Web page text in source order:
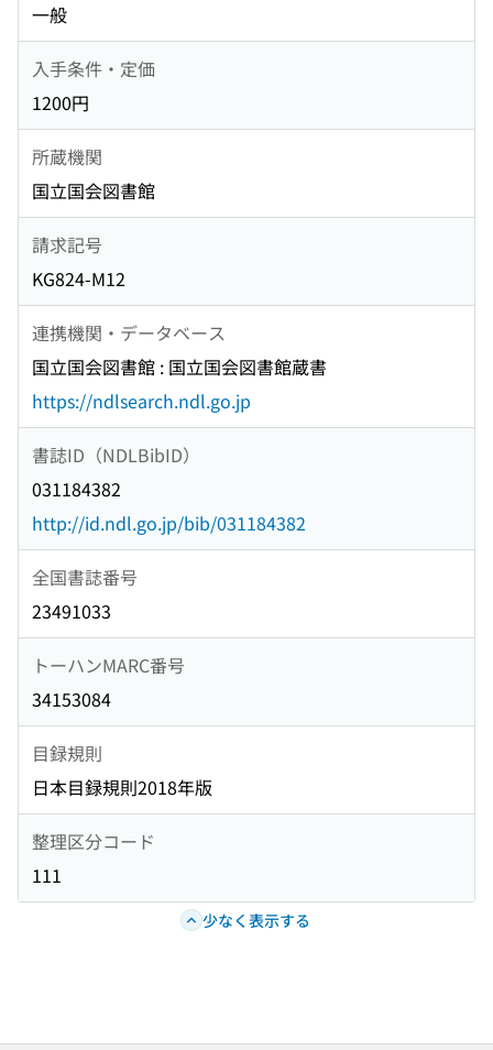
一般
入手条件・定価
1200円
所蔵機関
国立国会図書館
請求記号
KG824-M12
連携機関・データベース
国立国会図書館 : 国立国会図書館蔵書
https://ndlsearch.ndl.go.jp
書誌ID（NDLBibID）
031184382
http://id.ndl.go.jp/bib/031184382
全国書誌番号
23491033
トーハンMARC番号
34153084
目録規則
日本目録規則2018年版
整理区分コード
111
少なく表示する